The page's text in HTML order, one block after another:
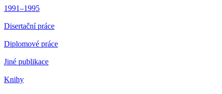
1991–1995
Disertační práce
Diplomové práce
Jiné publikace
Knihy